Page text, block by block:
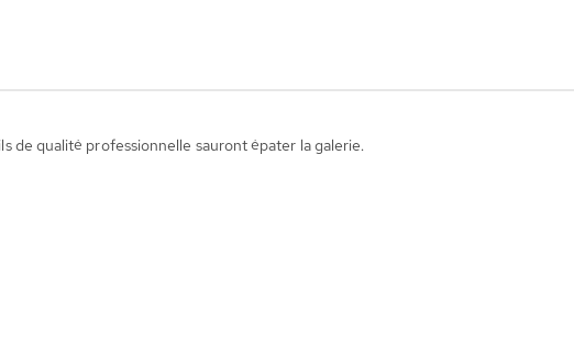
de qualité professionnelle sauront épater la galerie.